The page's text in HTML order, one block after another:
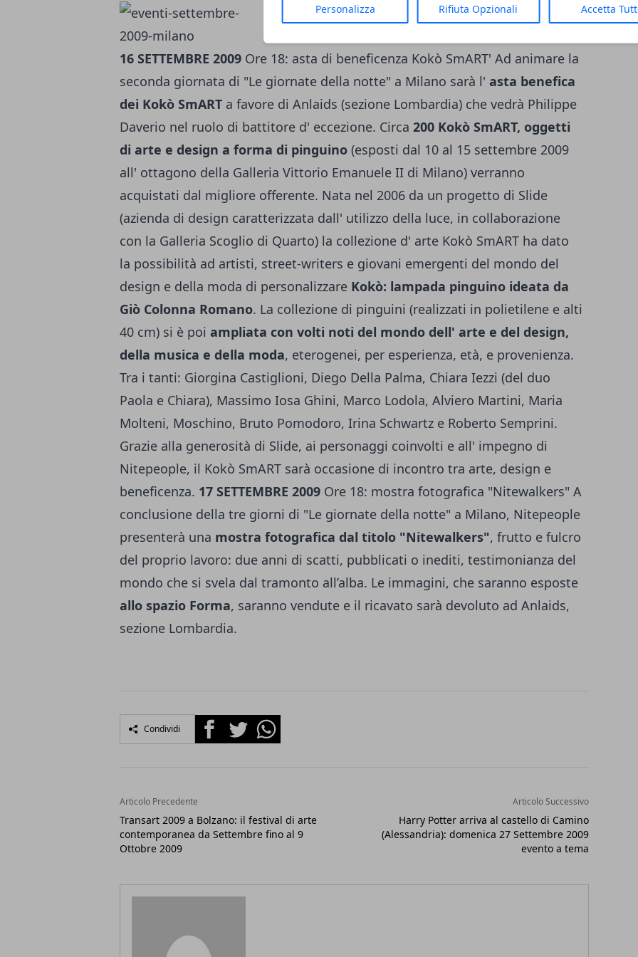
Personalizza Rifiuta Opzionali Accetta
16 SETTEMBRE 2009 Ore 18: asta di beneficenza Kokò SmART' Ad animare la
seconda giornata di "Le giornate della notte" a Milano sarà l' asta benefica
dei Kokò SmART a favore di Anlaids (sezione Lombardia) che vedrà Philippe
Daverio nel ruolo di battitore d' eccezione. Circa 200 Kokò SmART, oggetti
di arte e design a forma di pinguino (esposti dal 10 al 15 settembre 2009
all' ottagono della Galleria Vittorio Emanuele II di Milano) verranno
acquistati dal migliore offerente. Nata nel 2006 da un progetto di Slide
(azienda di design caratterizzata dall' utilizzo della luce, in collaborazione
con la Galleria Scoglio di Quarto) la collezione d' arte Kokò SmART ha dato
la possibilità ad artisti, street-writers e giovani emergenti del mondo del
design e della moda di personalizzare Kokò: lampada pinguino ideata da
Giò Colonna Romano. La collezione di pinguini (realizzati in polietilene e alti
40 cm) si è poi ampliata con volti noti del mondo dell' arte e del design,
della musica e della moda, eterogenei, per esperienza, età, e provenienza.
Tra i tanti: Giorgina Castiglioni, Diego Della Palma, Chiara Iezzi (del duo
Paola e Chiara), Massimo Iosa Ghini, Marco Lodola, Alviero Martini, Maria
Molteni, Moschino, Bruto Pomodoro, Irina Schwartz e Roberto Semprini.
Grazie alla generosità di Slide, ai personaggi coinvolti e all' impegno di
Nitepeople, il Kokò SmART sarà occasione di incontro tra arte, design e
beneficenza. 17 SETTEMBRE 2009 Ore 18: mostra fotografica "Nitewalkers" A
conclusione della tre giorni di "Le giornate della notte" a Milano, Nitepeople
presenterà una mostra fotografica dal titolo "Nitewalkers", frutto e fulcro
del proprio lavoro: due anni di scatti, pubblicati o inediti, testimonianza del
mondo che si svela dal tramonto all’alba. Le immagini, che saranno esposte
allo spazio Forma, saranno vendute e il ricavato sarà devoluto ad Anlaids,
sezione Lombardia.
Condividi FacebookTwitterWhatsapp
Articolo Precedente
Transart 2009 a Bolzano: il festival di arte
contemporanea da Settembre fino al 9
Ottobre 2009
Articolo Successivo
Harry Potter arriva al castello di Camino
(Alessandria): domenica 27 Settembre 2009
evento a tema